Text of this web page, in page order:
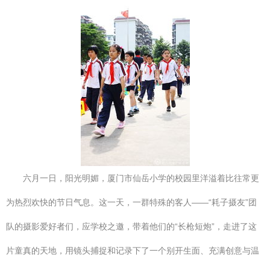
六月一日，阳光明媚，厦门市仙岳小学的校园里洋溢着比往常更
为热烈欢快的节日气息。这一天，一群特殊的客人——“耗子摄友”团
队的摄影爱好者们，应学校之邀，带着他们的“长枪短炮”，走进了这
片童真的天地，用镜头捕捉和记录下了一个别开生面、充满创意与温